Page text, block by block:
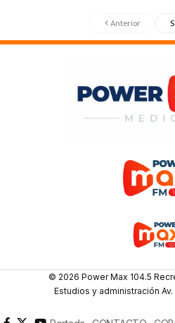
Anterior
© 2026 Power Max 104.5
Estudios y administración